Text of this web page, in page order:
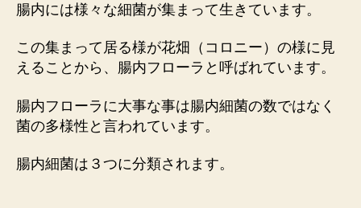
腸内には様々な細菌が集まって生きています。
この集まって居る様が花畑（コロニー）の様に見
えることから、腸内フローラと呼ばれています。
腸内フローラに大事な事は腸内細菌の数ではなく
菌の多様性と言われています。
腸内細菌は３つに分類されます。